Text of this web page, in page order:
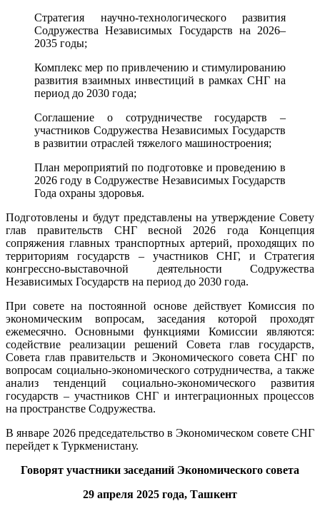
Стратегия научно-технологического развития
Содружества Независимых Государств на 2026–
2035 годы;
Комплекс мер по привлечению и стимулированию
развития взаимных инвестиций в рамках СНГ на
период до 2030 года;
Соглашение о сотрудничестве государств –
участников Содружества Независимых Государств
в развитии отраслей тяжелого машиностроения;
План мероприятий по подготовке и проведению в
2026 году в Содружестве Независимых Государств
Года охраны здоровья.
Подготовлены и будут представлены на утверждение Совету
глав правительств СНГ весной 2026 года Концепция
сопряжения главных транспортных артерий, проходящих по
территориям государств – участников СНГ, и Стратегия
конгрессно-выставочной деятельности Содружества
Независимых Государств на период до 2030 года.
При совете на постоянной основе действует Комиссия по
экономическим вопросам, заседания которой проходят
ежемесячно. Основными функциями Комиссии являются:
содействие реализации решений Совета глав государств,
Совета глав правительств и Экономического совета СНГ по
вопросам социально-экономического сотрудничества, а также
анализ тенденций социально-экономического развития
государств – участников СНГ и интеграционных процессов
на пространстве Содружества.
В январе 2026 председательство в Экономическом совете СНГ
перейдет к Туркменистану.
Говорят участники заседаний Экономического совета
29 апреля 2025 года, Ташкент